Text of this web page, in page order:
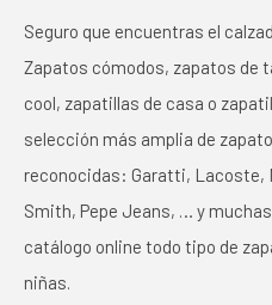
Seguro que encuentras el
Zapatos cómodos, zapatos de
cool, zapatillas de casa o
selección más amplia de
reconocidas: Garatti, Lacoste,
Smith, Pepe Jeans, … y
catálogo online todo tipo de
niñas.